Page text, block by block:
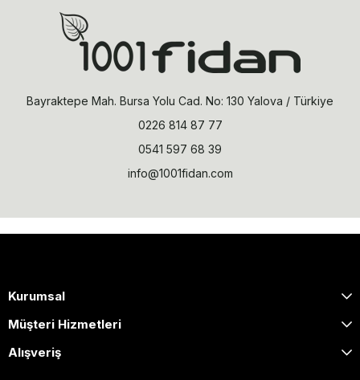
Bayraktepe Mah. Bursa Yolu Cad. No: 130 Yalova / Türkiye
0226 814 87 77
0541 597 68 39
info@1001fidan.com
Kurumsal
Müşteri Hizmetleri
Alışveriş